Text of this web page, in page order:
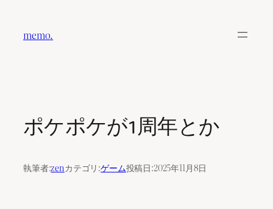
memo.
ポケポケが1周年とか
執筆者:zenカテゴリ:ゲーム投稿日:2025年11月8日